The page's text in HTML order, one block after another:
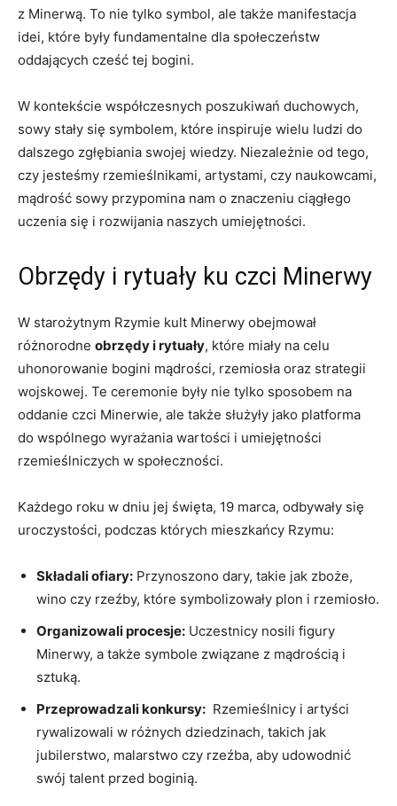
⁣z Minerwą. ⁤To nie tylko symbol, ale także manifestacja
idei, które⁤ były⁣ fundamentalne ⁢dla społeczeństw
oddających cześć tej ⁣bogini.
W kontekście współczesnych poszukiwań ‍duchowych,
⁢sowy stały się ⁣symbolem, które inspiruje wielu ⁤ludzi do
dalszego zgłębiania swojej wiedzy. Niezależnie od tego,‌
czy‌ jesteśmy rzemieślnikami, artystami, czy naukowcami,
mądrość sowy przypomina nam o znaczeniu ciągłego
uczenia się i rozwijania ​naszych umiejętności.
Obrzędy i ⁢rytuały ku czci​ Minerwy
W starożytnym⁤ Rzymie ⁤kult Minerwy obejmował
różnorodne⁢ obrzędy i rytuały, ⁤które miały na celu
uhonorowanie bogini mądrości, rzemiosła oraz strategii
wojskowej. ⁣Te ceremonie były nie tylko sposobem na
oddanie czci ⁣Minerwie, ale także służyły jako platforma
do wspólnego wyrażania wartości ⁢i umiejętności
rzemieślniczych ​w ⁣społeczności.
Każdego roku w dniu jej święta, 19 marca, odbywały się
uroczystości,‌ podczas których‍ mieszkańcy ‌Rzymu:
Składali ofiary: Przynoszono ⁤dary, takie jak zboże,
wino czy ⁤rzeźby, które symbolizowały plon i rzemiosło.
Organizowali procesje: Uczestnicy‌ nosili figury
Minerwy, a także symbole związane z mądrością i
⁣sztuką.
Przeprowadzali konkursy: ⁢ Rzemieślnicy⁢ i ⁤artyści
rywalizowali w różnych⁢ dziedzinach, takich jak
jubilerstwo, malarstwo czy rzeźba, aby udowodnić
‍swój talent przed boginią.